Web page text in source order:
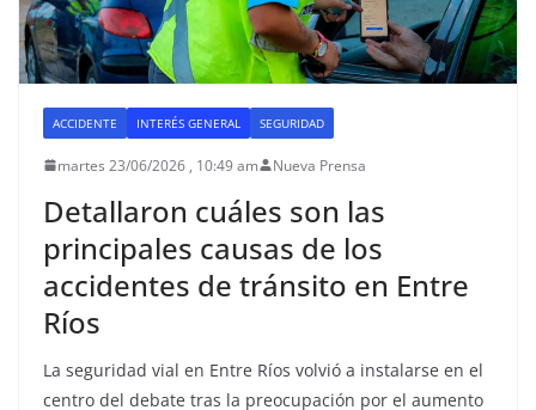
ACCIDENTE INTERÉS GENERAL SEGURIDAD
martes 23/06/2026 , 10:49 am Nueva Prensa
Detallaron cuáles son las
principales causas de los
accidentes de tránsito en Entre
Ríos
La seguridad vial en Entre Ríos volvió a instalarse en el
centro del debate tras la preocupación por el aumento